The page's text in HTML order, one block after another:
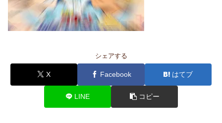
シェアする
X Facebook はてブ
LINE コピー